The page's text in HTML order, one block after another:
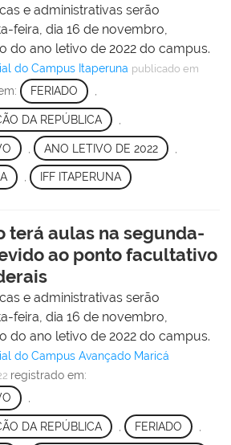
e administrativas serão
feira, dia 16 de novembro,
do ano letivo de 2022 do campus.
do Campus Itaperuna publicado em
FERIADO ,
DA REPÚBLICA
ANO LETIVO DE 2022
, IFF ITAPERUNA
terá aulas na segunda-
ao ponto facultativo
e administrativas serão
feira, dia 16 de novembro,
do ano letivo de 2022 do campus.
do Campus Avançado Maricá
registrado em:
DA REPÚBLICA FERIADO